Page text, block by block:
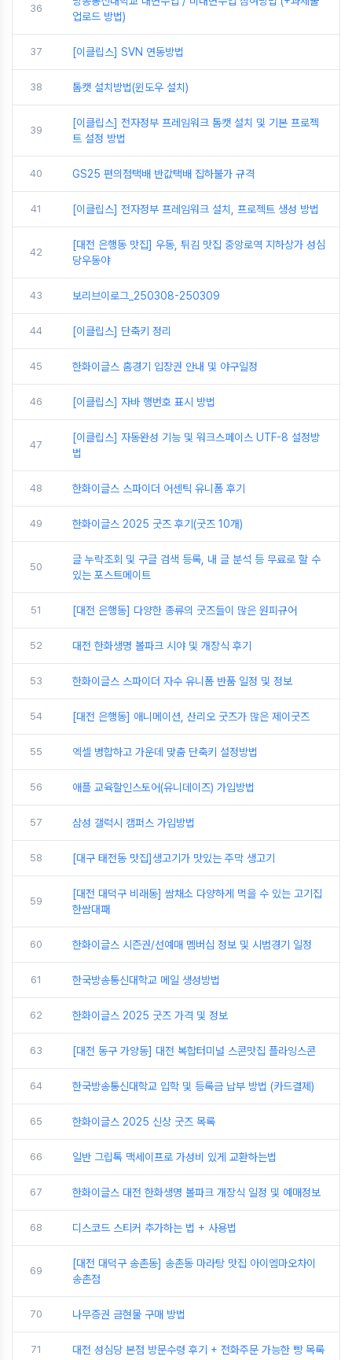
36
업로드 방법)
37 [이클립스] SVN 연동방법
38 톰캣 설치방법(윈도우 설치)
39
[이클립스] 전자정부 프레임워크 톰캣 설치 및 기본 프로젝
트 설정 방법
40 GS25 편의점택배 반값택배 집하불가 규격
41 [이클립스] 전자정부 프레임워크 설치, 프로젝트 생성 방법
42
[대전 은행동 맛집] 우동, 튀김 맛집 중앙로역 지하상가 성심
당우동야
43 보리브이로그_250308-250309
44 [이클립스] 단축키 정리
45 한화이글스 홈경기 입장권 안내 및 야구일정
46 [이클립스] 자바 행번호 표시 방법
47
[이클립스] 자동완성 기능 및 워크스페이스 UTF-8 설정방
법
48 한화이글스 스파이더 어센틱 유니폼 후기
49 한화이글스 2025 굿즈 후기(굿즈 10개)
50
글 누락조회 및 구글 검색 등록, 내 글 분석 등 무료로 할 수
있는 포스트메이트
51 [대전 은행동] 다양한 종류의 굿즈들이 많은 원피규어
52 대전 한화생명 볼파크 시야 및 개장식 후기
53 한화이글스 스파이더 자수 유니폼 반품 일정 및 정보
54 [대전 은행동] 애니메이션, 산리오 굿즈가 많은 제이굿즈
55 엑셀 병합하고 가운데 맞춤 단축키 설정방법
56 애플 교육할인스토어(유니데이즈) 가입방법
57 삼성 갤럭시 캠퍼스 가입방법
58 [대구 태전동 맛집]생고기가 맛있는 주막 생고기
59
[대전 대덕구 비래동] 쌈채소 다양하게 먹을 수 있는 고기집
한쌈대패
60 한화이글스 시즌권/선예매 멤버십 정보 및 시범경기 일정
61 한국방송통신대학교 메일 생성방법
62 한화이글스 2025 굿즈 가격 및 정보
63 [대전 동구 가양동] 대전 복합터미널 스콘맛집 플라잉스콘
64 한국방송통신대학교 입학 및 등록금 납부 방법 (카드결제)
65 한화이글스 2025 신상 굿즈 목록
66 일반 그립톡 맥세이프로 가성비 있게 교환하는법
67 한화이글스 대전 한화생명 볼파크 개장식 일정 및 예매정보
68 디스코드 스티커 추가하는 법 + 사용법
69
[대전 대덕구 송촌동] 송촌동 마라탕 맛집 아이엠마오차이
송촌점
70 나무증권 금현물 구매 방법
71 대전 성심당 본점 방문수령 후기 + 전화주문 가능한 빵 목록